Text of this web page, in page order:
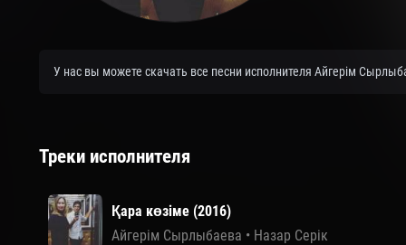
У нас вы можете скачать все песни исполнителя Айгерім
Треки исполнителя
Қара көзіме (2016)
Айгерім Сырлыбаева • Назар Серік